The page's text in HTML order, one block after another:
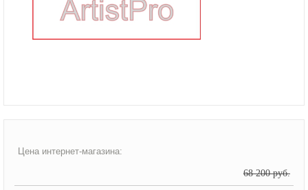
Цена интернет-магазина:
68 200 руб.